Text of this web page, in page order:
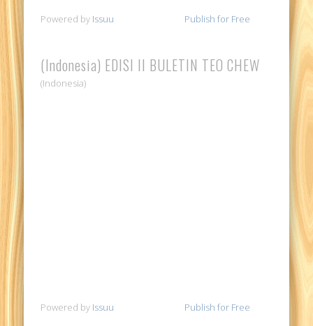
Powered by Issuu Publish for Free
(Indonesia) EDISI II BULETIN TEO CHEW
(Indonesia)
Powered by Issuu Publish for Free